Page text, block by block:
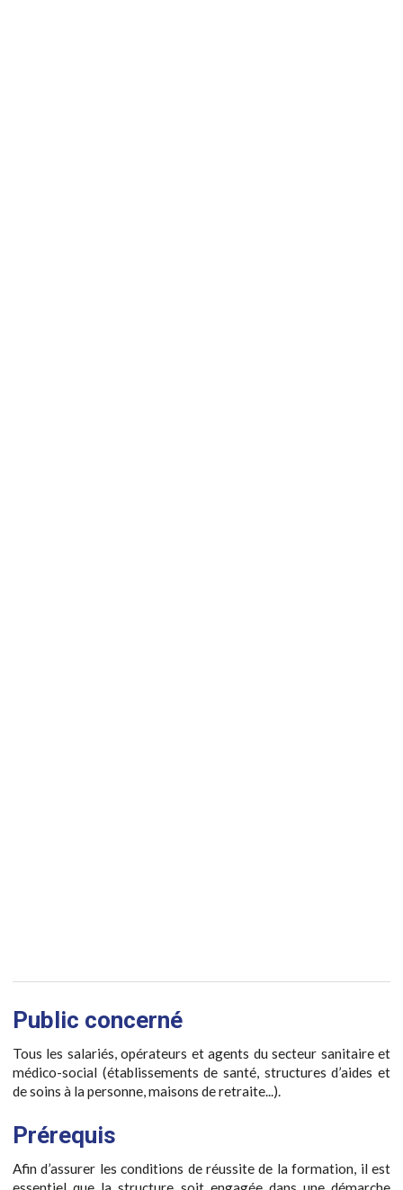
Public concerné
Tous les salariés, opérateurs et agents du secteur sanitaire et
médico-social (établissements de santé, structures d’aides et
de soins à la personne, maisons de retraite...).
Prérequis
Afin d’assurer les conditions de réussite de la formation, il est